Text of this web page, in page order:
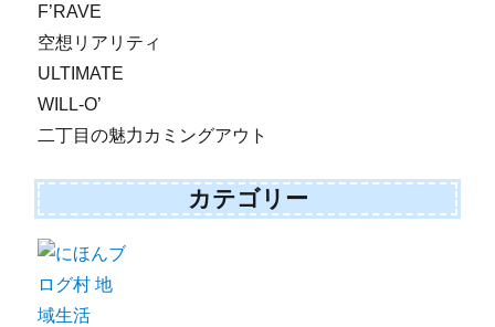
F’RAVE
空想リアリティ
ULTIMATE
WILL-O’
二丁目の魅力カミングアウト
カテゴリー